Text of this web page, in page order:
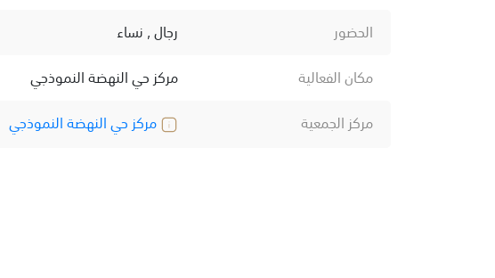
الحضور
رجال , نساء
مكان الفعالية
مركز حي النهضة النموذجي
مركز الجمعية
مركز حي النهضة النموذجي